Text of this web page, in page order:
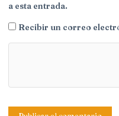
a esta entrada.
Recibir un correo